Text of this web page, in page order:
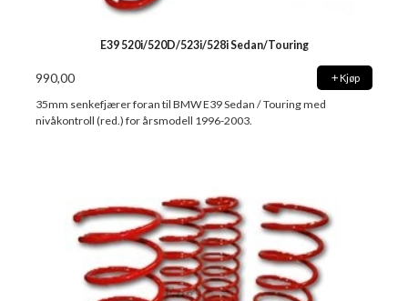
E39 520i/520D/523i/528i Sedan/Touring
990,00 Kjøp
35mm senkefjærer foran til BMW E39 Sedan / Touring med
nivåkontroll (red.) for årsmodell 1996-2003.